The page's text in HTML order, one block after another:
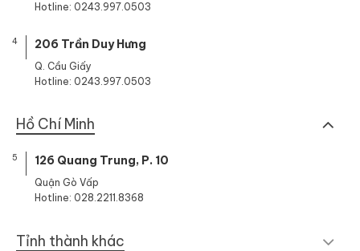
Hotline: 0243.997.0503
4 206 Trần Duy Hưng
Q. Cầu Giấy
Hotline: 0243.997.0503
Hồ Chí Minh
5 126 Quang Trung, P. 10
Quận Gò Vấp
Hotline: 028.2211.8368
Tỉnh thành khác